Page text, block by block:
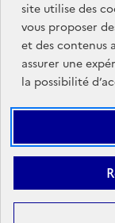
Découvrez
Liens
info.gouv.fr
légifrance.gouv.fr
Liens
légaux
Plan du site
site utilise des
vous proposer
et des contenus
assurer une
la possibilité